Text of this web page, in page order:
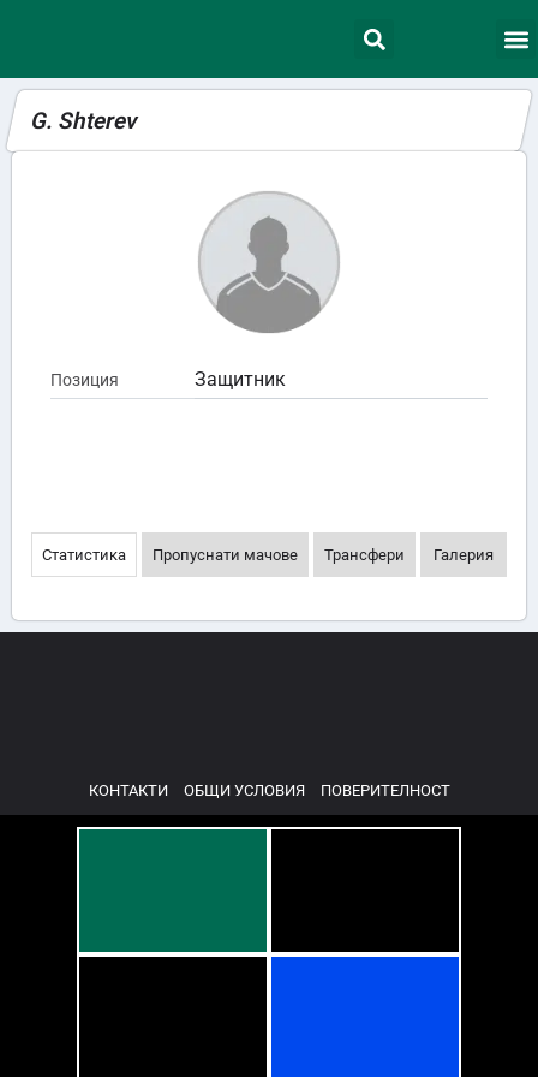
G. Shterev
Позиция Защитник
Статистика Пропуснати мачове Трансфери Галерия
КОНТАКТИ ОБЩИ УСЛОВИЯ ПОВЕРИТЕЛНОСТ